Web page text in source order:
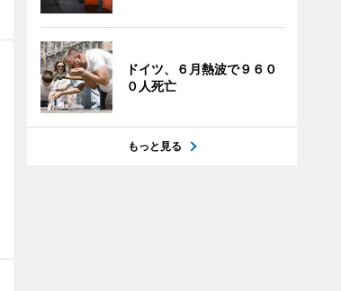
ドイツ、６月熱波で９６０
０人死亡
もっと見る